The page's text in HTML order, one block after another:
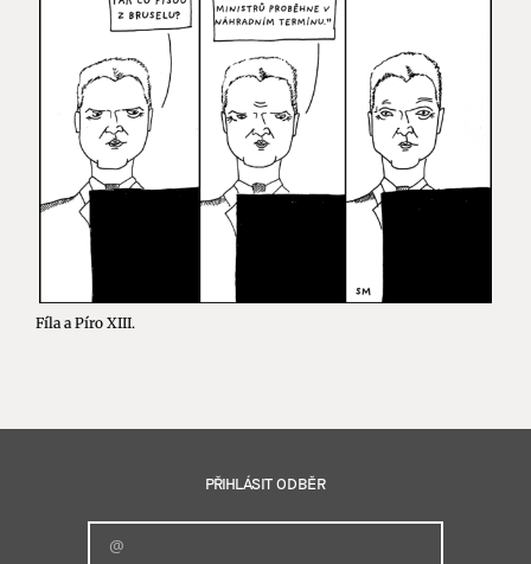
Fíla a Píro XIII.
PŘIHLÁSIT ODBĚR